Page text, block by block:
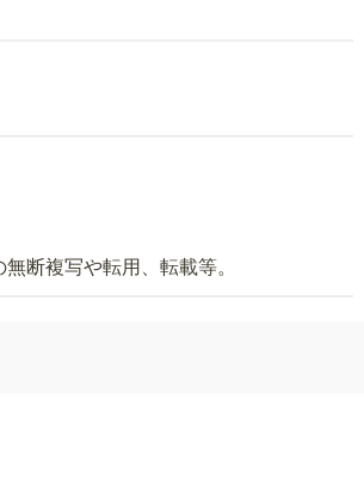
断複写や転用、転載等。